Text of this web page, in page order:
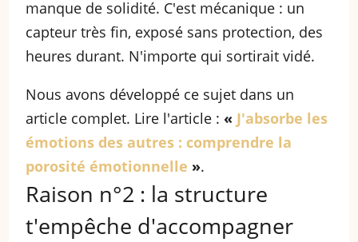
manque de solidité. C'est mécanique : un
capteur très fin, exposé sans protection, des
heures durant. N'importe qui sortirait vidé.
Nous avons développé ce sujet dans un
article complet. Lire l'article : « J'absorbe les
émotions des autres : comprendre la
porosité émotionnelle ».
Raison n°2 : la structure
t'empêche d'accompagner